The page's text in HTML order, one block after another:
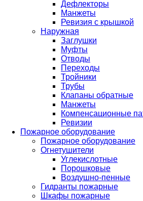
Дефлекторы
Манжеты
Ревизия с крышкой
Наружная
Заглушки
Муфты
Отводы
Переходы
Тройники
Трубы
Клапаны обратные
Манжеты
Компенсационные
Ревизии
Пожарное оборудование
Пожарное оборудование
Огнетушители
Углекислотные
Порошковые
Воздушно-пенные
Гидранты пожарные
Шкафы пожарные